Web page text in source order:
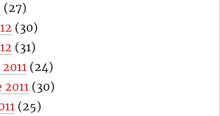
(27)
(30)
(31)
(24)
(30)
(25)